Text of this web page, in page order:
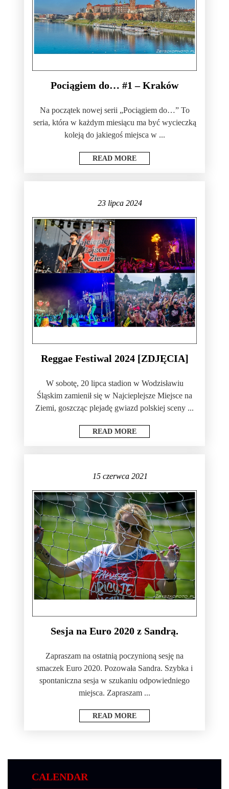
Pociągiem do… #1 – Kraków
Na początek nowej serii „Pociągiem do…” To
seria, która w każdym miesiącu ma być wycieczką
koleją do jakiegoś miejsca w ...
READ MORE
23 lipca 2024
Reggae Festiwal 2024 [ZDJĘCIA]
W sobotę, 20 lipca stadion w Wodzisławiu
Śląskim zamienił się w Najcieplejsze Miejsce na
Ziemi, goszcząc plejadę gwiazd polskiej sceny ...
READ MORE
15 czerwca 2021
Sesja na Euro 2020 z Sandrą.
Zapraszam na ostatnią poczynioną sesję na
smaczek Euro 2020. Pozowała Sandra. Szybka i
spontaniczna sesja w szukaniu odpowiedniego
miejsca. Zapraszam ...
READ MORE
CALENDAR